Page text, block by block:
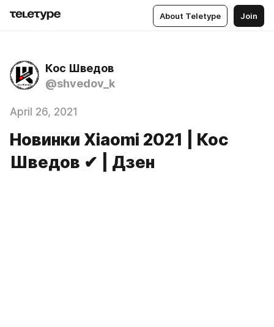
About Teletype Join
Кос Шведов
@shvedov_k
April 26, 2021
Новинки Xiaomi 2021 | Кос
Шведов ✔ | Дзен